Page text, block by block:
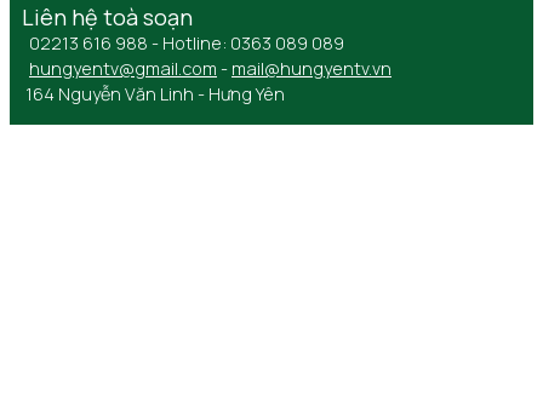
Liên hệ toà soạn
02213 616 988 - Hotline: 0363 089 089
hungyentv@gmail.com - mail@hungyentv.vn
164 Nguyễn Văn Linh - Hưng Yên